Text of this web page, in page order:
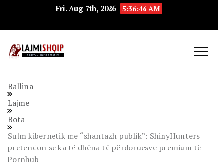
Fri. Aug 7th, 2026 5:36:47 AM
Ballina
Lajme
Bota
Sulm kibernetik me “shantazh publik”: ShinyHunters
pretendon se ka të dhëna të përdoruesve premium të
Pornhub